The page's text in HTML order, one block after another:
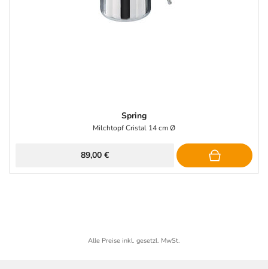
Spring
Milchtopf Cristal 14 cm Ø
89,00 €
Alle Preise inkl. gesetzl. MwSt.